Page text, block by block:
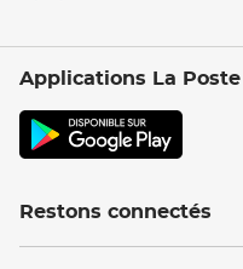
Applications La Poste
Restons connectés